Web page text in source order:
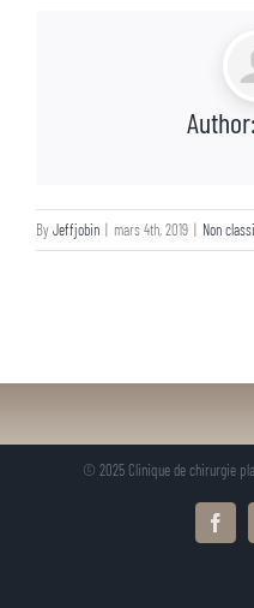
Author:
ByJeffjobin | mars 4th, 2019 | Non
© 2025 Clinique de chirurgie